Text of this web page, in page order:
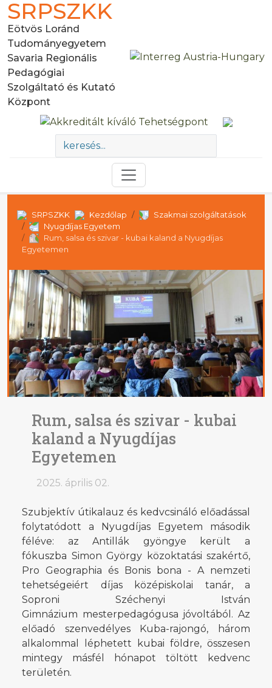
SRPSZKK
Eötvös Loránd
Tudományegyetem
Savaria Regionális
Pedagógiai
Szolgáltató és Kutató
Központ
SRPSZKK Kezdőlap
Szakmai szolgáltatások
Nyugdíjas Egyetem
Rum, salsa és szivar - kubai kaland a Nyugdíjas
Egyetemen
Rum, salsa és szivar - kubai
kaland a Nyugdíjas
Egyetemen
2025. április 02.
Szubjektív útikalauz és kedvcsináló előadással
folytatódott a Nyugdíjas Egyetem második
féléve: az Antillák gyöngye került a
fókuszba Simon György közoktatási szakértő,
Pro Geographia és Bonis bona - A nemzeti
tehetségeiért díjas középiskolai tanár, a
Soproni Széchenyi István
Gimnázium mesterpedagógusa jóvoltából. Az
előadó szenvedélyes Kuba-rajongó, három
alkalommal léphetett kubai földre, összesen
mintegy másfél hónapot töltött kedvenc
területén.